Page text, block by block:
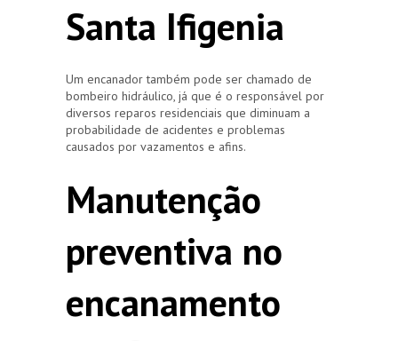
Santa Ifigenia
Um encanador também pode ser chamado de
bombeiro hidráulico, já que é o responsável por
diversos reparos residenciais que diminuam a
probabilidade de acidentes e problemas
causados por vazamentos e afins.
Manutenção
preventiva no
encanamento